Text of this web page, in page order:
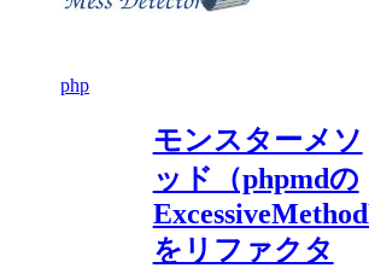
php
モンスターメソ
ッド（phpmdの
をリファクタ